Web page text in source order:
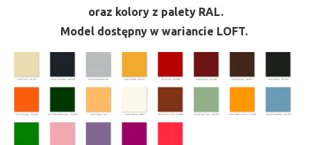
oraz kolory z palety RAL.
Model dostępny w wariancie LOFT.